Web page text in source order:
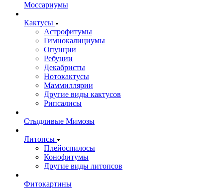
Моссариумы
Кактусы
Астрофитумы
Гимнокалициумы
Опунции
Ребуции
Декабристы
Нотокактусы
Маммиллярии
Другие виды кактусов
Рипсалисы
Стыдливые Мимозы
Литопсы
Плейоспилосы
Конофитумы
Другие виды литопсов
Фитокартины